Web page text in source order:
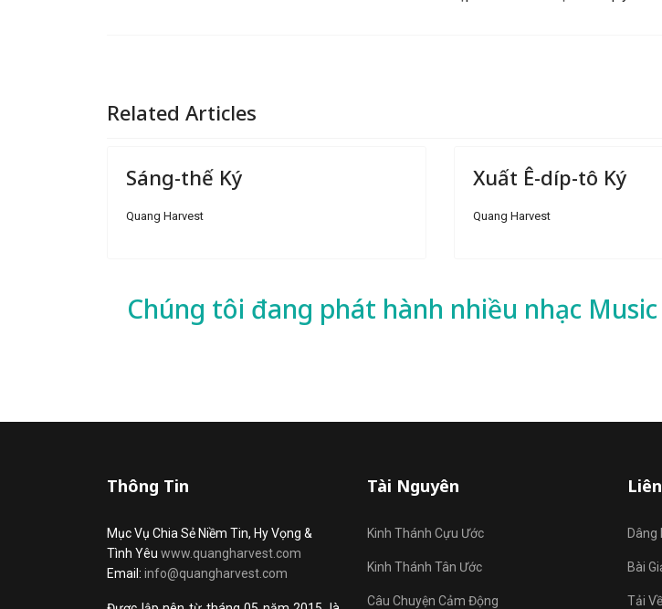
Related Articles
Sáng-thế Ký
Quang Harvest
Xuất Ê-díp-tô Ký
Quang Harvest
Chúng tôi đang phát hành nhiều nhạc
Thông Tin
Mục Vụ Chia Sẻ Niềm Tin, Hy Vọng &
Tình Yêu www.quangharvest.com
Email: info@quangharvest.com
Tài Nguyên
Kinh Thánh Cựu Ước
Kinh Thánh Tân Ước
Câu Chuyện Cảm Động
Dâng
Bài
Tải